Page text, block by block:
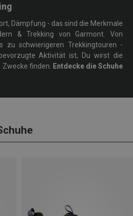
Dämpfung - das sind die Merkmale
& Trekking von Garmont. Von
zu schwierigeren Trekkingtouren -
Aktivität ist, Du wirst die
finden. Entdecke die Schuhe